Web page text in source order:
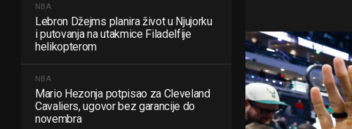
NBA
Lebron Džejms planira život u Njujorku
i putovanja na utakmice Filadelfije
helikopterom
NBA
Mario Hezonja potpisao za Cleveland
Cavaliers, ugovor bez garancije do
novembra